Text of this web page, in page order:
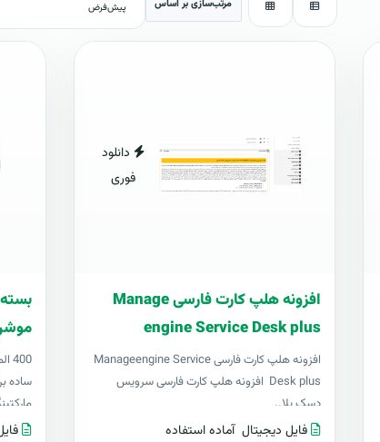
مرتب‌سازی بر اساس
دانلود
فوری
افزونه هلپ کارت فارسی Manage
engine Service Desk plus
افزونه هلپ کارت فارسی Manageengine Service
Desk plus افزونه هلپ کارت فارسی سرویس
دسک پلا..
فایل دیجیتال آماده استفاده
ساده